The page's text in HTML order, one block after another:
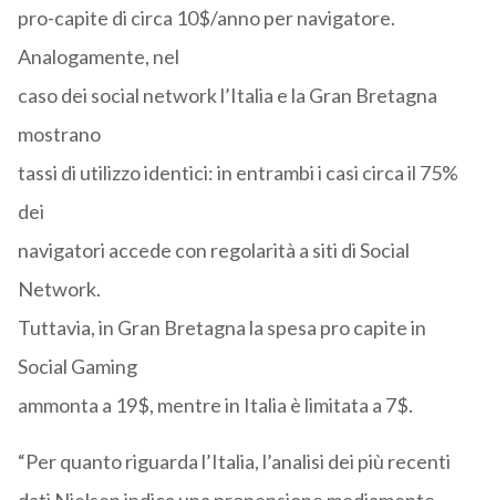
pro-capite di circa 10$/anno per navigatore.
Analogamente, nel
caso dei social network l’Italia e la Gran Bretagna
mostrano
tassi di utilizzo identici: in entrambi i casi circa il 75%
dei
navigatori accede con regolarità a siti di Social
Network.
Tuttavia, in Gran Bretagna la spesa pro capite in
Social Gaming
ammonta a 19$, mentre in Italia è limitata a 7$.
“Per quanto riguarda l’Italia, l’analisi dei più recenti